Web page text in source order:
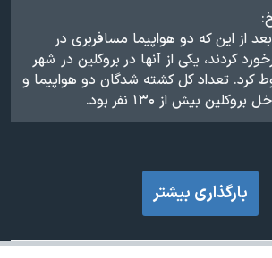
۱۹۶۰ – بعد از این که دو هواپیما مسافربری در
کردند، یکی‌ از آنها در بروکلین در شهر
کرد. تعداد کل کشته شدگان دو هواپیما و
بیش از ۱۳۰ نفر بود.
بارگذاری بیشتر